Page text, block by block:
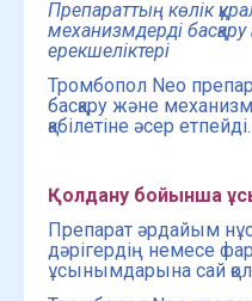
Препараттың көлік
механизмдерді басқару
ерекшеліктері
Тромбопол Neo
басқару және
қабілетіне әсер етпейді.
Қолдану бойынша
Препарат әрдайым
дәрігердің немесе
ұсынымдарына сай